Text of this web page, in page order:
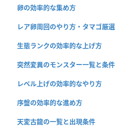
卵の効率的な集め方
レア卵周回のやり方・タマゴ厳選
生態ランクの効率的な上げ方
突然変異のモンスター一覧と条件
レベル上げの効率的なやり方
序盤の効率的な進め方
天変古龍の一覧と出現条件